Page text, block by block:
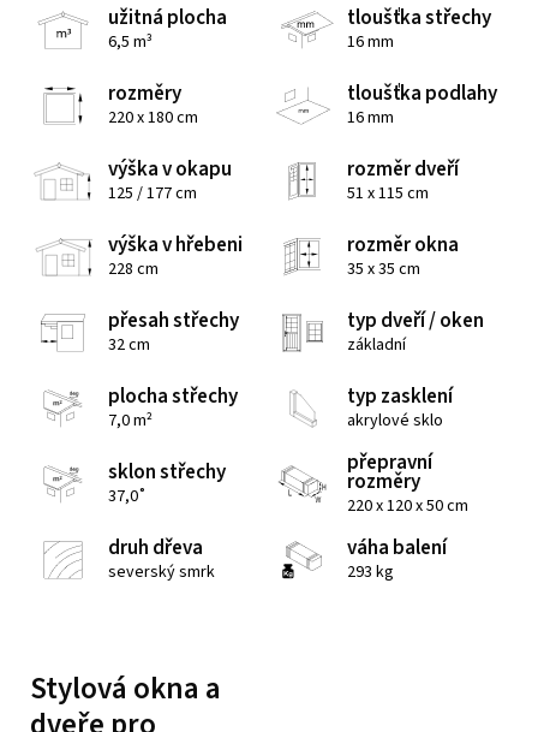
užitná plocha
6,5 m³
tloušťka střechy
16 mm
rozměry
220 x 180 cm
tloušťka podlahy
16 mm
výška v okapu
125 / 177 cm
rozměr dveří
51 x 115 cm
výška v hřebeni
228 cm
rozměr okna
35 x 35 cm
přesah střechy
32 cm
typ dveří / oken
základní
plocha střechy
7,0 m²
typ zasklení
akrylové sklo
sklon střechy
37,0˚
přepravní
rozměry
220 x 120 x 50 cm
druh dřeva
severský smrk
váha balení
293 kg
Stylová okna a